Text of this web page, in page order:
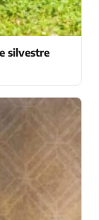
silvestre